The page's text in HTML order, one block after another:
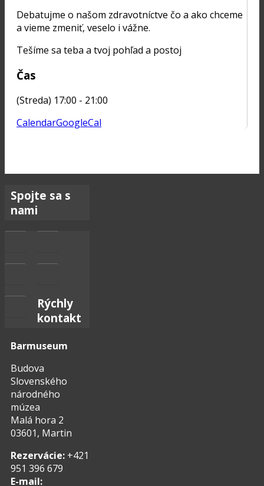
Debatujme o našom zdravotníctve čo a ako chceme
a vieme zmeniť, veselo i vážne.
Tešíme sa teba a tvoj pohľad a postoj
Čas
(Streda) 17:00 - 21:00
CalendarGoogleCal
Spojte sa s
nami
Rýchly
kontakt
Barmuseum
Budova
Slovenského
národného
múzea
Malá hora 2
03601, Martin
Rezervácie: +421
951 396 679
E-mail: